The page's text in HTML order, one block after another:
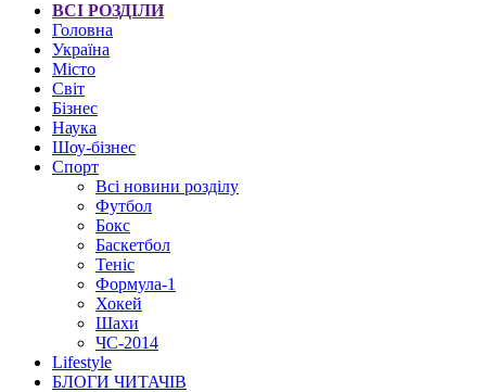
ВСІ РОЗДІЛИ
Головна
Україна
Місто
Світ
Бізнес
Наука
Шоу-бізнес
Спорт
Всі новини розділу
Футбол
Бокс
Баскетбол
Теніс
Формула-1
Хокей
Шахи
ЧС-2014
Lifestyle
БЛОГИ ЧИТАЧІВ